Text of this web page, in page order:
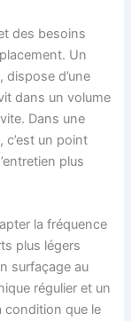
des besoins
Un
d’une
dans un volume
Dans une
c’est un point
plus
la fréquence
plus légers
surfaçage au
régulier et un
condition que le